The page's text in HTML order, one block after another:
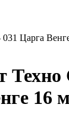
Царга
16